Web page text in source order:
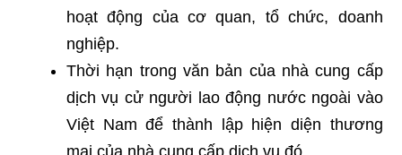
hoạt động của cơ quan, tổ chức, doanh
nghiệp.
Thời hạn trong văn bản của nhà cung cấp
dịch vụ cử người lao động nước ngoài vào
Việt Nam để thành lập hiện diện thương
mại của nhà cung cấp dịch vụ đó.